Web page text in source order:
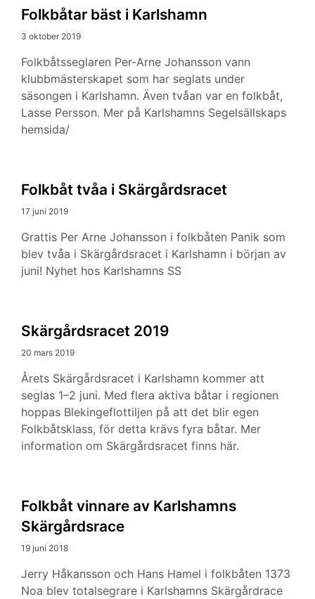
Folkbåtar bäst i Karlshamn
3 oktober 2019
Folkbåtsseglaren Per-Arne Johansson vann
klubbmästerskapet som har seglats under
säsongen i Karlshamn. Även tvåan var en folkbåt,
Lasse Persson. Mer på Karlshamns Segelsällskaps
hemsida/
Folkbåt tvåa i Skärgårdsracet
17 juni 2019
Grattis Per Arne Johansson i folkbåten Panik som
blev tvåa i Skärgårdsracet i Karlshamn i början av
juni! Nyhet hos Karlshamns SS
Skärgårdsracet 2019
20 mars 2019
Årets Skärgårdsracet i Karlshamn kommer att
seglas 1–2 juni. Med flera aktiva båtar i regionen
hoppas Blekingeflottiljen på att det blir egen
Folkbåtsklass, för detta krävs fyra båtar. Mer
information om Skärgårdsracet finns här.
Folkbåt vinnare av Karlshamns
Skärgårdsrace
19 juni 2018
Jerry Håkansson och Hans Hamel i folkbåten 1373
Noa blev totalsegrare i Karlshamns Skärgårdrace